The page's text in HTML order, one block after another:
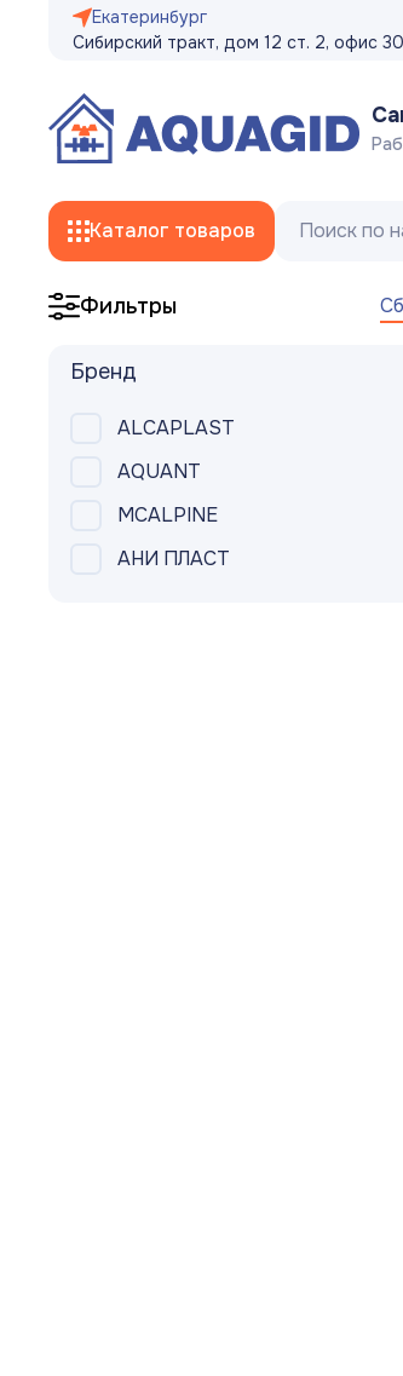
Екатеринбург
Сибирский тракт, дом 12 ст. 2, офис
Каталог товаров
Гибкая подводка, сливные/
Фильтры
Бренд
ALCAPLAST
AQUANT
MCALPINE
АНИ ПЛАСТ